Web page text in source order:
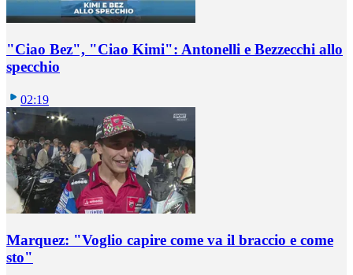
"Ciao Bez", "Ciao Kimi": Antonelli e Bezzecchi allo
specchio
02:19
Marquez: "Voglio capire come va il braccio e come
sto"